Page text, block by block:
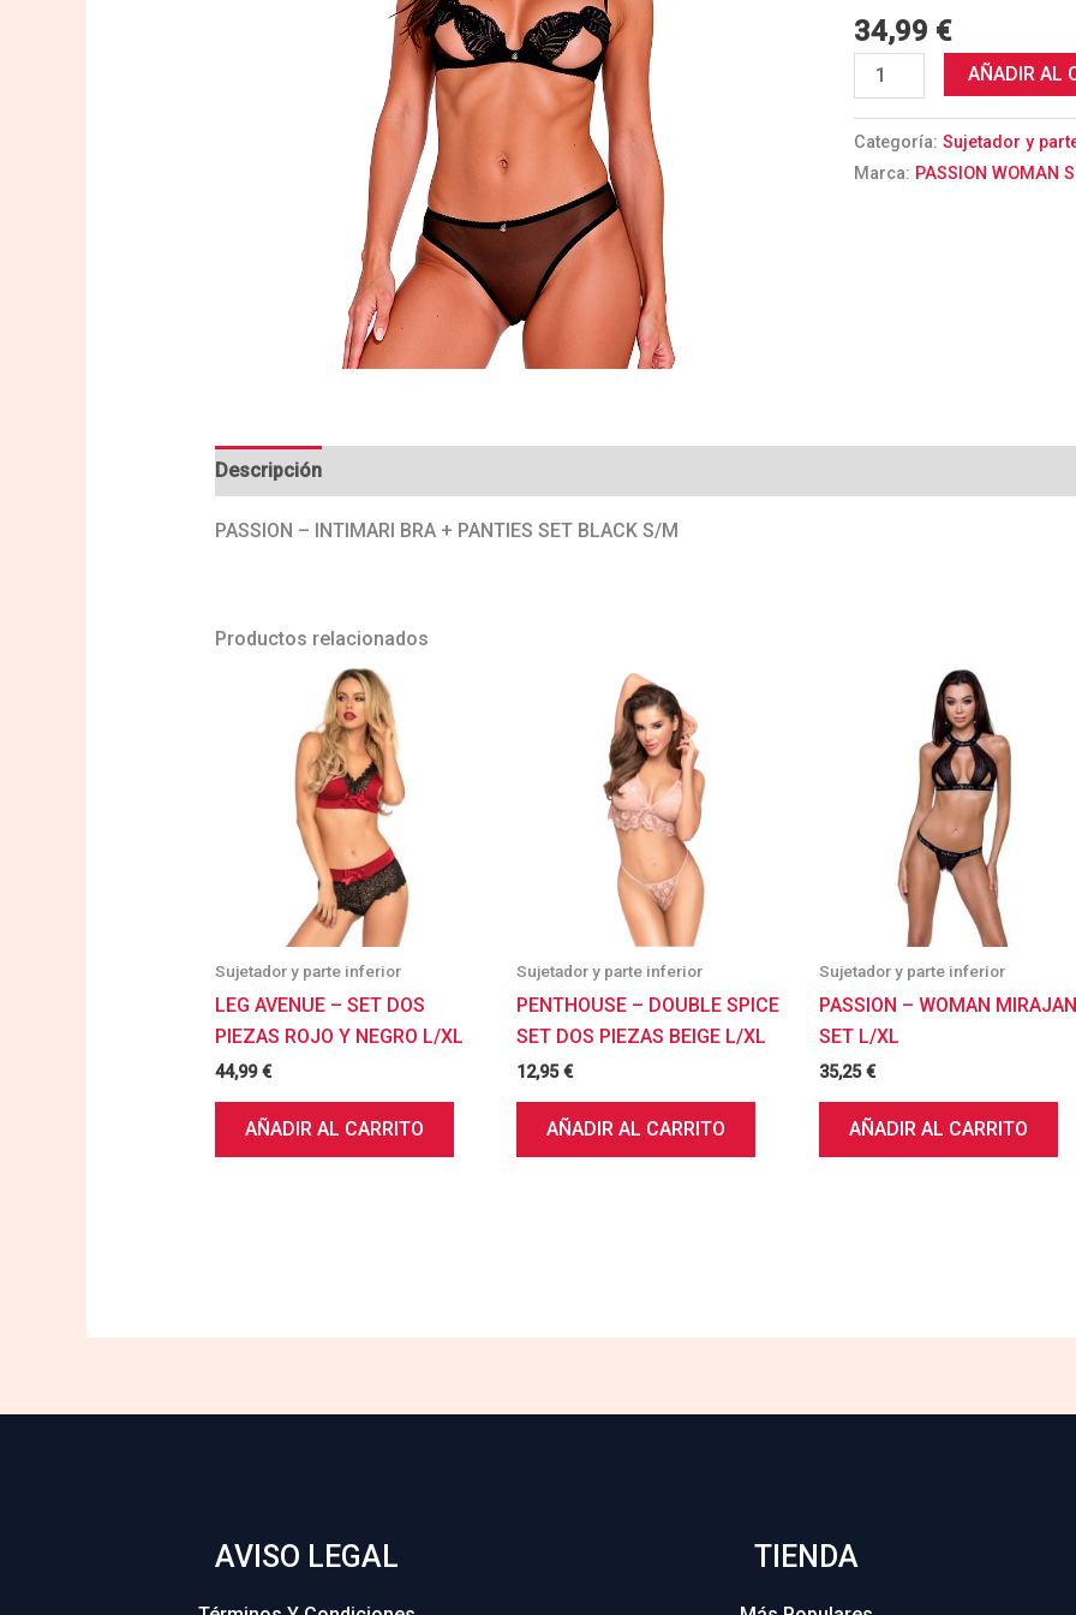
34,99 €
S/M
cantidad
AÑADIR AL
Categoría:Sujetador y
Marca: PASSION WOMAN
Descripción
PASSION – INTIMARI BRA + PANTIES SET BLACK S/M
Productos relacionados
Sujetador y parte inferior
LEG AVENUE – SET DOS
PIEZAS ROJO Y NEGRO L/XL
44,99€
AÑADIR AL CARRITO
Sujetador y parte inferior
PENTHOUSE – DOUBLE SPICE
SET DOS PIEZAS BEIGE L/XL
12,95€
AÑADIR AL CARRITO
Sujetador y parte inferior
PASSION – WOMAN
SET L/XL
35,25€
AÑADIR AL CARRITO
AVISO LEGAL TIENDA